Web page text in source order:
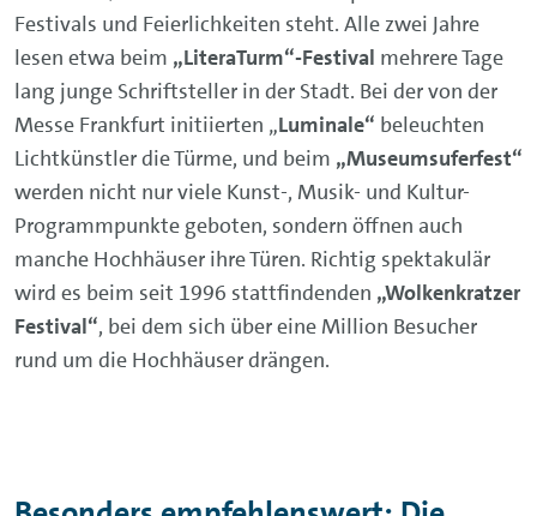
Festivals und Feierlichkeiten steht. Alle zwei Jahre
lesen etwa beim „LiteraTurm“-Festival mehrere Tage
lang junge Schriftsteller in der Stadt. Bei der von der
Messe Frankfurt initiierten „Luminale“ beleuchten
Lichtkünstler die Türme, und beim „Museumsuferfest“
werden nicht nur viele Kunst-, Musik- und Kultur-
Programmpunkte geboten, sondern öffnen auch
manche Hochhäuser ihre Türen. Richtig spektakulär
wird es beim seit 1996 stattfindenden „Wolkenkratzer
Festival“, bei dem sich über eine Million Besucher
rund um die Hochhäuser drängen.